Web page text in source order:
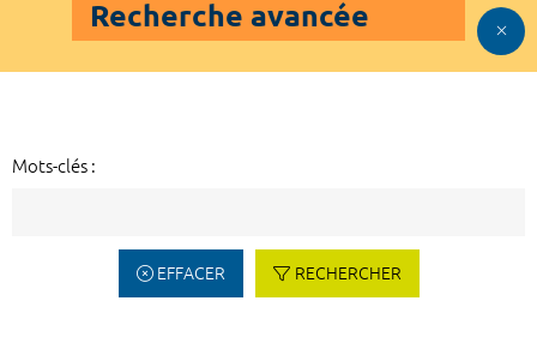
Recherche avancée
Mots-clés :
EFFACER RECHERCHER